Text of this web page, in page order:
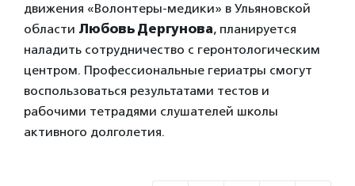
движения «Волонтеры-медики» в Ульяновской
области Любовь Дергунова, планируется
наладить сотрудничество с геронтологическим
центром. Профессиональные гериатры смогут
воспользоваться результатами тестов и
рабочими тетрадями слушателей школы
активного долголетия.